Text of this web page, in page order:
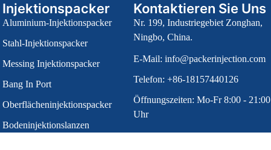
Injektionspacker
Aluminium-Injektionspacker
Stahl-Injektionspacker
Messing Injektionspacker
Bang In Port
Oberflächeninjektionspacker
Bodeninjektionslanzen
Kontaktieren Sie Uns
Nr. 199, Industriegebiet Zonghan,
Ningbo, China.
E-Mail: info@packerinjection.com
Telefon: +86-18157440126
Öffnungszeiten: Mo-Fr 8:00 - 21:00
Uhr